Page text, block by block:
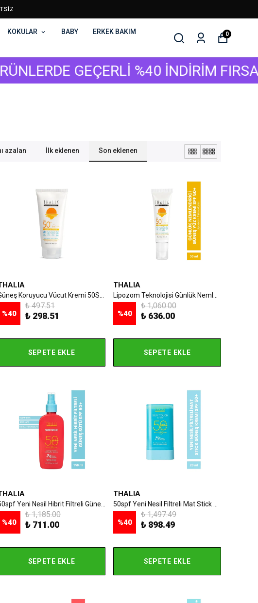
KOKULAR BABY
ERKEK BAKIM
0
GEÇERLİ %40 İNDİRİM FIRSATI
azalan İlk eklenen Son eklenen
%40
₺ 497.51
₺ 298.51
SEPETE EKLE
THALIA
%40
₺ 1,060.00
₺ 636.00
SEPETE EKLE
%40
₺ 1,185.00
₺ 711.00
SEPETE EKLE
THALIA
%40
₺ 1,497.49
₺ 898.49
SEPETE EKLE